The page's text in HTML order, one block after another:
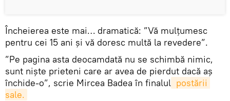
Încheierea este mai… dramatică: ”Vă mulțumesc
pentru cei 15 ani și vă doresc multă la revedere”.
”Pe pagina asta deocamdată nu se schimbă nimic,
sunt niște prieteni care ar avea de pierdut dacă aș
închide-o”, scrie Mircea Badea în finalul postării
sale.